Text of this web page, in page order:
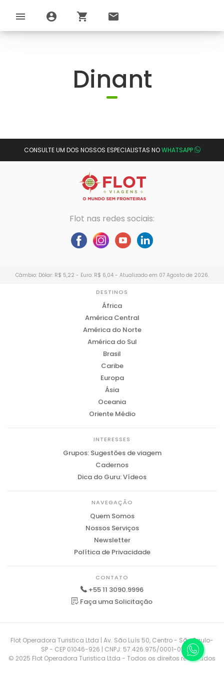
menu account_circle shopping_cart email
Dinant
CONSULTE UM DOS NOSSOS ESPECIALISTAS NOWHATSAPP
Flot nas redes sociais:
Câmbio: Dólar: R$ 5,22 - Euro: R$ 6,04 - Atualizado em 07 Agosto de 2026.
DESTINOS
África
América Central
América do Norte
América do Sul
Brasil
Caribe
Europa
Ásia
Oceania
Oriente Médio
INTERESSES
Grupos: Sugestões de viagem
Cadernos
Dica do Guru: Vídeos
NAVEGAÇÃO
Quem Somos
Nossos Serviços
Newsletter
Política de Privacidade
CONTATO
+55 11 3090.9996
Faça uma Solicitação
Flot Operadora Turistica Ltda | Av. São Luís 50, Centro - São Paulo-
SP - CEP 01046-926 | CNPJ: 57.426.975/0001-01
© 2025 Flot Operadora Turistica Ltda - Todos os direitos reservados